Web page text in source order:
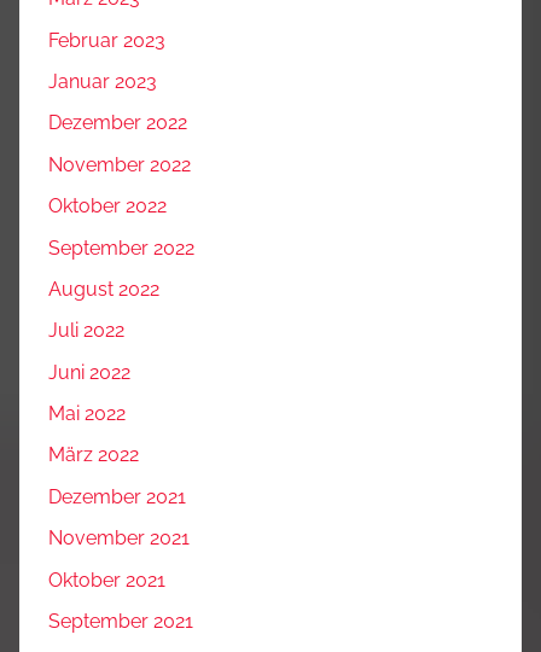
Februar 2023
Januar 2023
Dezember 2022
November 2022
Oktober 2022
September 2022
August 2022
Juli 2022
Juni 2022
Mai 2022
März 2022
Dezember 2021
November 2021
Oktober 2021
September 2021